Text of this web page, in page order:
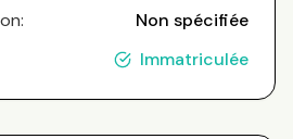
Non spécifiée
Immatriculée